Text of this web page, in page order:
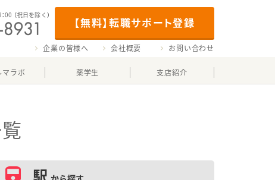
【無料】転職サポート登録
00 （祝日を除く）
企業の皆様へ 会社概要 お問い合わせ
ラボ 薬学生 支店紹介
駅